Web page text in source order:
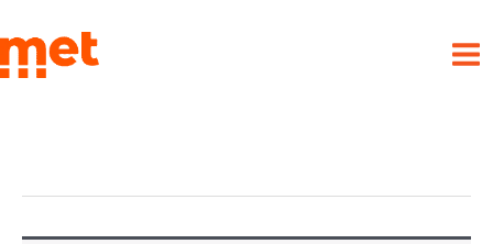
al
contenido